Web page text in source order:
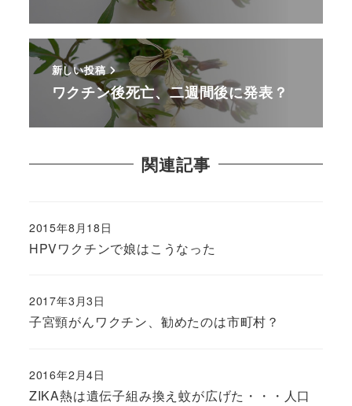
新しい投稿
ワクチン後死亡、二週間後に発表？
関連記事
HPVワクチンで娘はこうなった
2015年8月18日
子宮頸がんワクチン、勧めたのは市町村？
2017年3月3日
ZIKA熱は遺伝子組み換え蚊が広げた・・・人口
2016年2月4日